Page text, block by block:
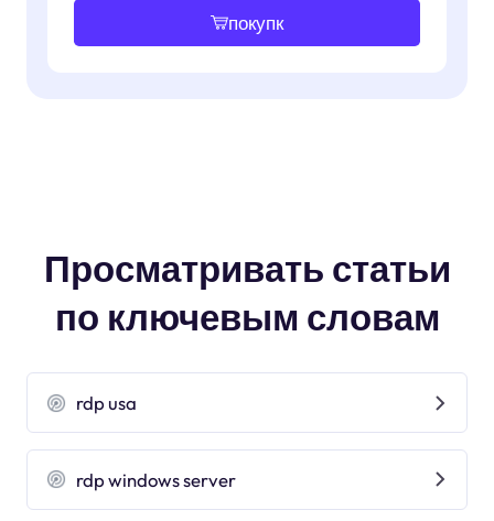
покупк
Просматривать статьи
по ключевым словам
rdp usa
rdp windows server